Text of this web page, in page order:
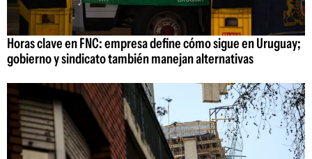
Horas clave en FNC: empresa define cómo sigue en Uruguay;
gobierno y sindicato también manejan alternativas